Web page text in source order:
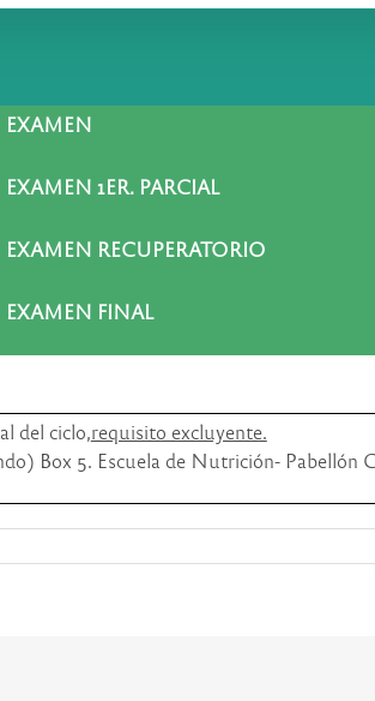
EXAMEN
EXAMEN 1ER. PARCIAL
EXAMEN RECUPERATORIO
EXAMEN FINAL
del ciclo,requisito excluyente.
Box 5. Escuela de Nutrición- Pabellón